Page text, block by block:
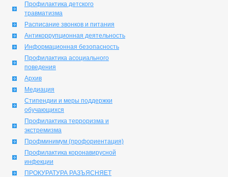
Профилактика детского
травматизма
Расписание звонков и питания
Антикоррупционная деятельность
Информационная безопасность
Профилактика асоциального
поведения
Архив
Медиация
Стипендии и меры поддержки
обучающихся
Профилактика терроризма и
экстремизма
Профминимум (профориентация)
Профилактика коронавирусной
инфекции
ПРОКУРАТУРА РАЗЪЯСНЯЕТ